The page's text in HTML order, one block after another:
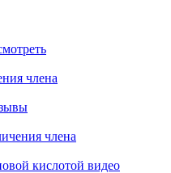
члена
члена
кислотой видео